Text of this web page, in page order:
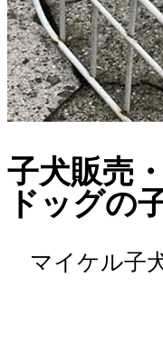
子犬販売
ドッグの
マイケル子